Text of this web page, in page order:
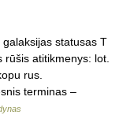
statusas T
atitikmenys: lot.
rus.
terminas –